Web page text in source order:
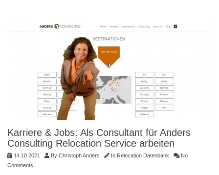
Karriere & Jobs: Als Consultant für Anders
Consulting Relocation Service arbeiten
14.10.2021 By Christoph Anders In Relocation Datenbank
No
Comments